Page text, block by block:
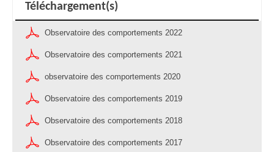
Téléchargement(s)
Observatoire des comportements 2022
Observatoire des comportements 2021
observatoire des comportements 2020
Observatoire des comportements 2019
Observatoire des comportements 2018
Observatoire des comportements 2017